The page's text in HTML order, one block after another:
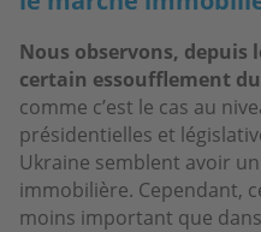
Nous observons, depuis
certain essoufflement
comme c’est le cas au
présidentielles et
Ukraine semblent avoir
immobilière. Cependant,
moins important que